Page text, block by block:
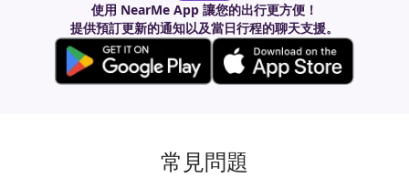
使用 NearMe App 讓您的出行更方便！
提供預訂更新的通知以及當日行程的聊天支援。
常見問題